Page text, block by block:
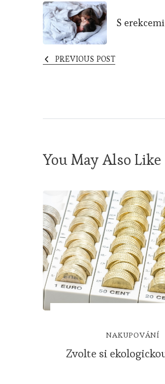
Post
Navigation
S
PREVIOUS POST
You May Also Like
NAKUPOVÁNÍ
Zvolte si